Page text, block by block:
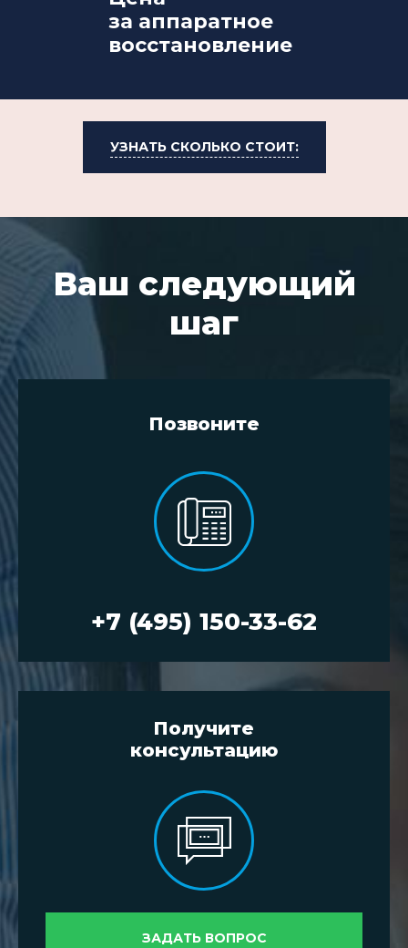
за аппаратное
восстановление
УЗНАТЬ СКОЛЬКО СТОИТ:
Ваш следующий
шаг
Позвоните
+7 (495) 150-33-62
Получите
консультацию
ЗАДАТЬ ВОПРОС